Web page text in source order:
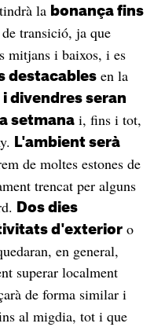
la bonança fins
transició, ja que
mitjans i baixos, i es
destacablesen la
i divendres seran
setmanai, fins i tot,
L'ambient serà
de moltes estones de
trencat per alguns
Dos dies
d'exterioro
en general,
superar localment
de forma similar i
al migdia, tot i que